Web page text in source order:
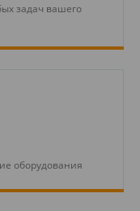
задач вашего
оборудования